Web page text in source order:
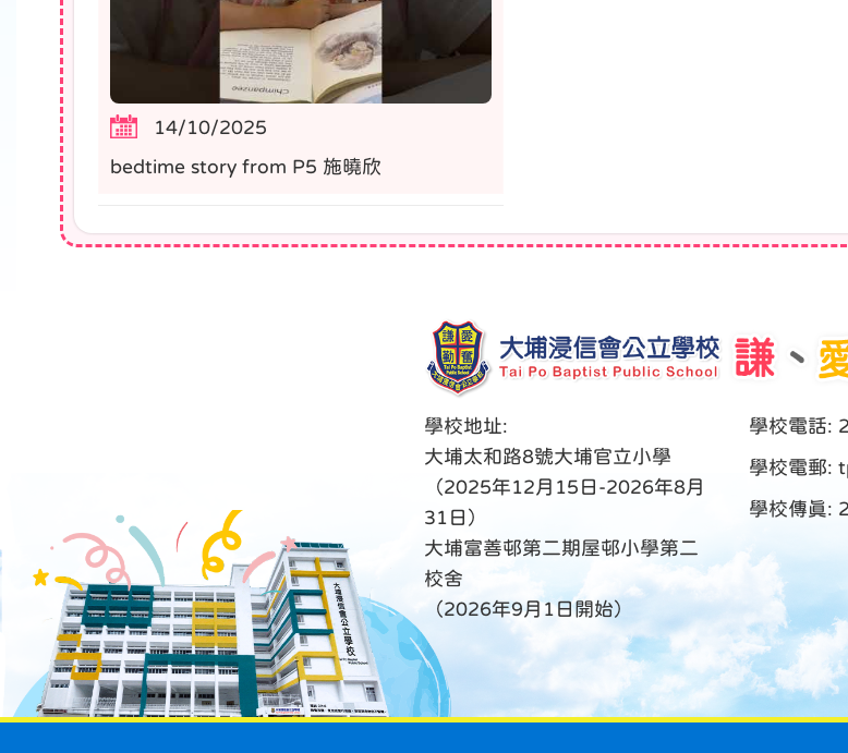
14/10/2025
bedtime story from P5 施曉欣
學校地址:
大埔太和路8號大埔官立小學
（2025年12月15日-2026年8月
31日）
大埔富善邨第二期屋邨小學第二
校舍
（2026年9月1日開始）
學校電話:
學校電郵:
學校傳真: